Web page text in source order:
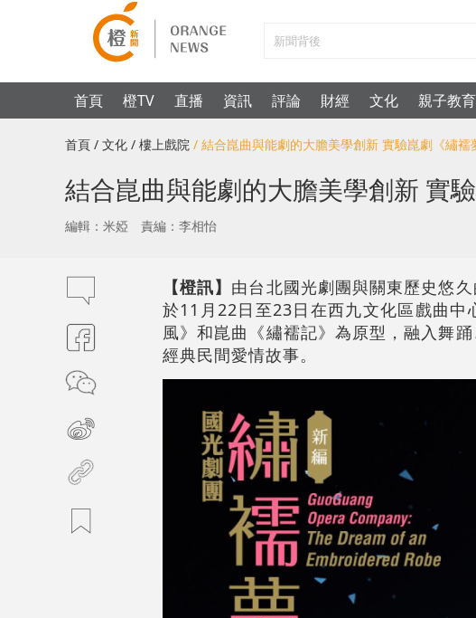
首頁 橙TV 直播 資訊 評論 財經 文化 親子教育
首頁 / 文化 / 樓上戲院 / 結合崑曲與能劇的大膽美學創新 實驗崑劇《繡襦
結合崑曲與能劇的大膽美學創新 實
編輯：米婭 責編：李相怡
【橙訊】 由台北國光劇團與關東歷史悠
於11月22日至23日在西九文化區戲曲
風》和崑曲《繡襦記》為原型，融入舞
經典民間愛情故事。